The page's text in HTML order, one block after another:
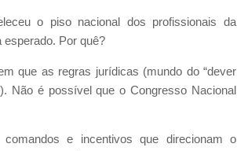
o piso nacional dos profissionais da
esperado. Por quê?
que as regras jurídicas (mundo do “dever
Não é possível que o Congresso Nacional
e incentivos que direcionam o